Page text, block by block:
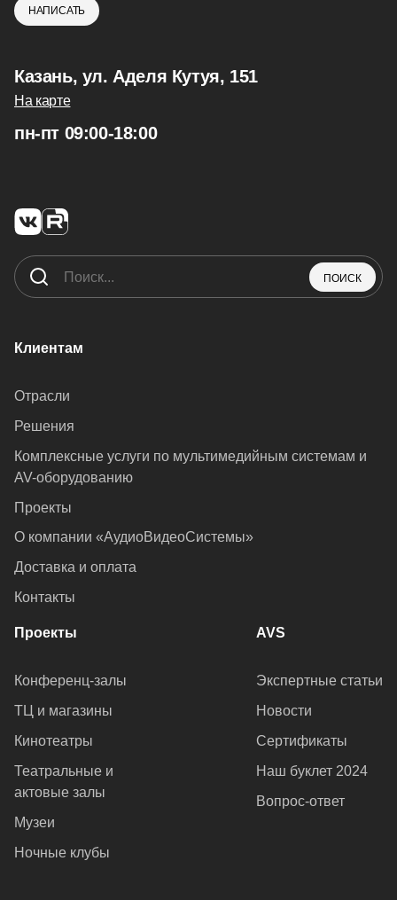
НАПИСАТЬ
Казань, ул. Аделя Кутуя, 151
На карте
пн-пт 09:00-18:00
ПОИСК
Клиентам
Отрасли
Решения
Комплексные услуги по мультимедийным системам и
AV-оборудованию
Проекты
О компании «АудиоВидеоСистемы»
Доставка и оплата
Контакты
Проекты
Конференц-залы
ТЦ и магазины
Кинотеатры
Театральные и
актовые залы
Музеи
Ночные клубы
AVS
Экспертные статьи
Новости
Сертификаты
Наш буклет 2024
Вопрос-ответ